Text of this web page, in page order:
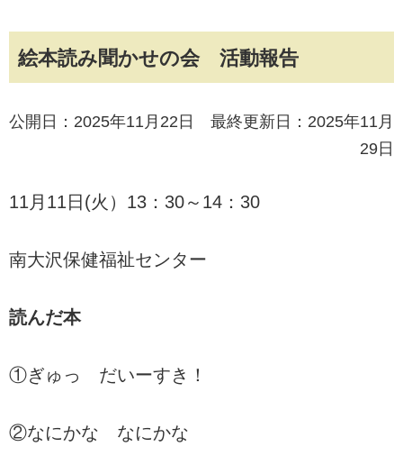
絵本読み聞かせの会 活動報告
公開日：2025年11月22日 最終更新日：2025年11月
29日
11月11日(火）13：30～14：30
南大沢保健福祉センター
読んだ本
①ぎゅっ だいーすき！
②なにかな なにかな